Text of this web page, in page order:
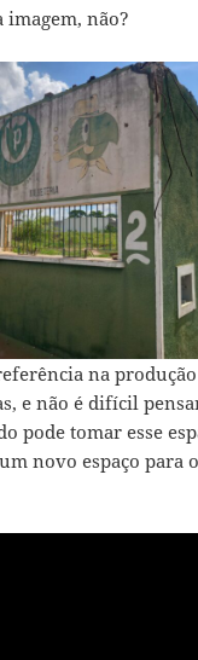
imagem, não?
na
e não é difícil
pode tomar esse
novo espaço para